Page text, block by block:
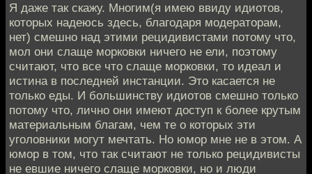
Я даже так скажу. Многим(я имею ввиду идиотов,
которых надеюсь здесь, благодаря модераторам,
нет) смешно над этими рецидивистами потому что,
мол они слаще морковки ничего не ели, поэтому
считают, что все что слаще морковки, то идеал и
истина в последней инстанции. Это касается не
только еды. И большинству идиотов смешно только
потому что, лично они имеют доступ к более крутым
материальным благам, чем те о которых эти
уголовники могут мечтать. Но юмор мне не в этом. А
юмор в том, что так считают не только рецидивисты
не евшие ничего слаще морковки, но и люди